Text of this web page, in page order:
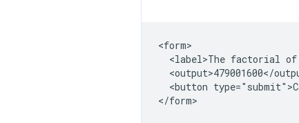
<form>
<label>The factorial
<output>479001600</
<button